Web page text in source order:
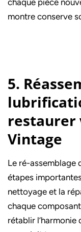
montre conserve
5.
restaurer
Vintage
Le ré-assemblage
étapes
nettoyage et la
chaque
rétablir l’harmonie